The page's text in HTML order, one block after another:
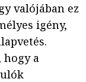
valójában ez
igény,
a